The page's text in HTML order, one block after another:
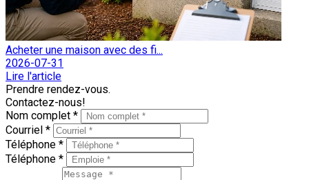
Acheter une maison avec des fi...
2026-07-31
Lire l'article
Prendre rendez-vous.
Contactez-nous!
Nom complet *
Courriel *
Téléphone *
Téléphone *